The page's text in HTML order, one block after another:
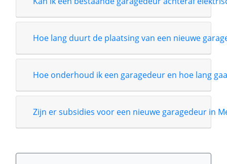
Hoe lang duurt de plaatsing van een nieuwe
Hoe onderhoud ik een garagedeur en hoe lang
Zijn er subsidies voor een nieuwe garagedeur in